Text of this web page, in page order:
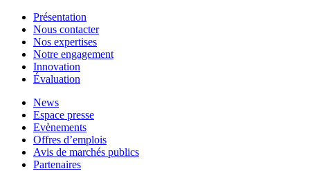
Présentation
Nous contacter
Nos expertises
Notre engagement
Innovation
Évaluation
News
Espace presse
Evènements
Offres d’emplois
Avis de marchés publics
Partenaires